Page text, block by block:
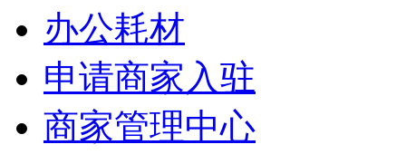
办公耗材
申请商家入驻
商家管理中心